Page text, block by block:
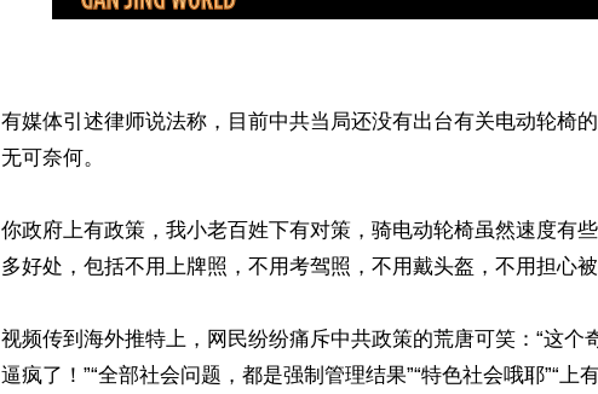
有媒体引述律师说法称，目前中共当局还没有出台有关电动轮椅
无可奈何。
你政府上有政策，我小老百姓下有对策，骑电动轮椅虽然速度有
多好处，包括不用上牌照，不用考驾照，不用戴头盔，不用担心被
视频传到海外推特上，网民纷纷痛斥中共政策的荒唐可笑：“这个
逼疯了！”“全部社会问题，都是强制管理结果”“特色社会哦耶”“上